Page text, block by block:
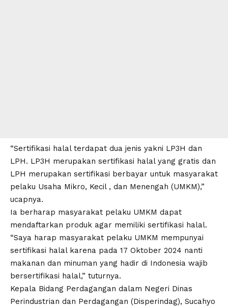
“Sertifikasi halal terdapat dua jenis yakni LP3H dan
LPH. LP3H merupakan sertifikasi halal yang gratis dan
LPH merupakan sertifikasi berbayar untuk masyarakat
pelaku Usaha Mikro, Kecil , dan Menengah (UMKM),”
ucapnya.
Ia berharap masyarakat pelaku UMKM dapat
mendaftarkan produk agar memiliki sertifikasi halal.
“Saya harap masyarakat pelaku UMKM mempunyai
sertifikasi halal karena pada 17 Oktober 2024 nanti
makanan dan minuman yang hadir di Indonesia wajib
bersertifikasi halal,” tuturnya.
Kepala Bidang Perdagangan dalam Negeri Dinas
Perindustrian dan Perdagangan (Disperindag), Sucahyo